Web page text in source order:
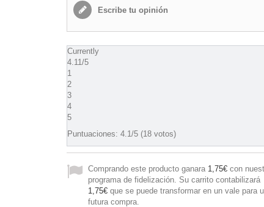
Escribe tu opinión
Currently
4.11/5
1
2
3
4
5
Puntuaciones: 4.1/5 (18 votos)
Comprando este producto ganara 1,75€ con
programa de fidelización. Su carrito contabilizará
1,75€ que se puede transformar en un vale para
futura compra.